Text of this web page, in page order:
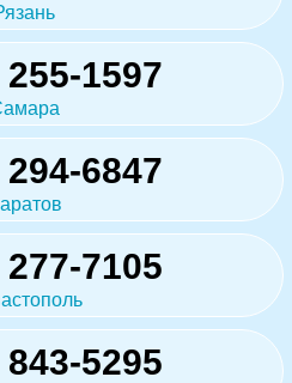
1597
6847
7105
5295